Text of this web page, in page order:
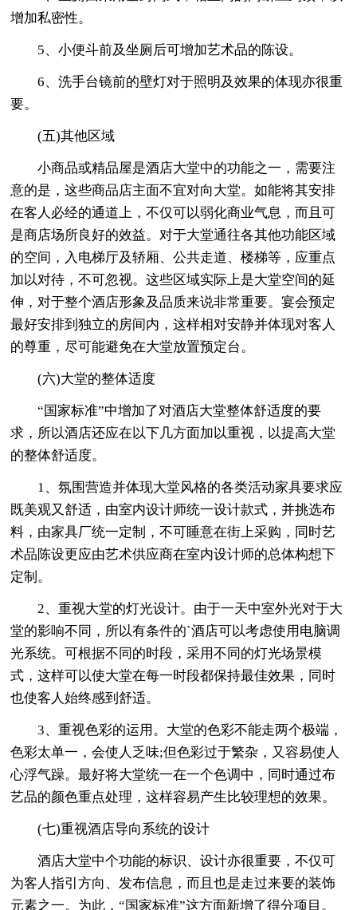
增加私密性。
5、小便斗前及坐厕后可增加艺术品的陈设。
6、洗手台镜前的壁灯对于照明及效果的体现亦很重
要。
(五)其他区域
小商品或精品屋是酒店大堂中的功能之一，需要注
意的是，这些商品店主面不宜对向大堂。如能将其安排
在客人必经的通道上，不仅可以弱化商业气息，而且可
是商店场所良好的效益。对于大堂通往各其他功能区域
的空间，入电梯厅及轿厢、公共走道、楼梯等，应重点
加以对待，不可忽视。这些区域实际上是大堂空间的延
伸，对于整个酒店形象及品质来说非常重要。宴会预定
最好安排到独立的房间内，这样相对安静并体现对客人
的尊重，尽可能避免在大堂放置预定台。
(六)大堂的整体适度
“国家标准”中增加了对酒店大堂整体舒适度的要
求，所以酒店还应在以下几方面加以重视，以提高大堂
的整体舒适度。
1、氛围营造并体现大堂风格的各类活动家具要求应
既美观又舒适，由室内设计师统一设计款式，并挑选布
料，由家具厂统一定制，不可睡意在街上采购，同时艺
术品陈设更应由艺术供应商在室内设计师的总体构想下
定制。
2、重视大堂的灯光设计。由于一天中室外光对于大
堂的影响不同，所以有条件的`酒店可以考虑使用电脑调
光系统。可根据不同的时段，采用不同的灯光场景模
式，这样可以使大堂在每一时段都保持最佳效果，同时
也使客人始终感到舒适。
3、重视色彩的运用。大堂的色彩不能走两个极端，
色彩太单一，会使人乏味;但色彩过于繁杂，又容易使人
心浮气躁。最好将大堂统一在一个色调中，同时通过布
艺品的颜色重点处理，这样容易产生比较理想的效果。
(七)重视酒店导向系统的设计
酒店大堂中个功能的标识、设计亦很重要，不仅可
为客人指引方向、发布信息，而且也是走过来要的装饰
元素之一。为此，“国家标准”这方面新增了得分项目。